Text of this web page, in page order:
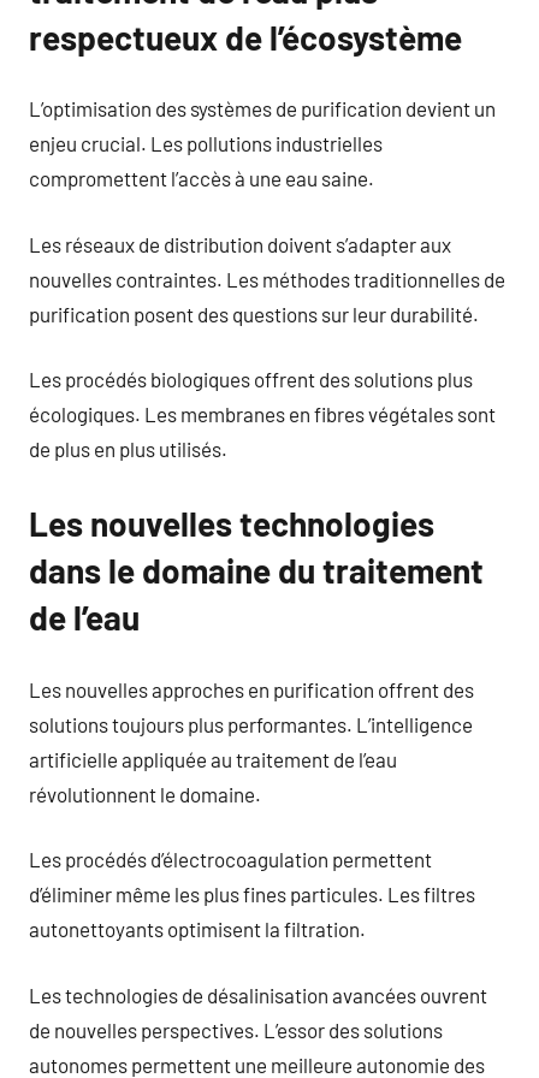
respectueux de l’écosystème
L’optimisation des systèmes de purification devient un
enjeu crucial. Les pollutions industrielles
compromettent l’accès à une eau saine.
Les réseaux de distribution doivent s’adapter aux
nouvelles contraintes. Les méthodes traditionnelles de
purification posent des questions sur leur durabilité.
Les procédés biologiques offrent des solutions plus
écologiques. Les membranes en fibres végétales sont
de plus en plus utilisés.
Les nouvelles technologies
dans le domaine du traitement
de l’eau
Les nouvelles approches en purification offrent des
solutions toujours plus performantes. L’intelligence
artificielle appliquée au traitement de l’eau
révolutionnent le domaine.
Les procédés d’électrocoagulation permettent
d’éliminer même les plus fines particules. Les filtres
autonettoyants optimisent la filtration.
Les technologies de désalinisation avancées ouvrent
de nouvelles perspectives. L’essor des solutions
autonomes permettent une meilleure autonomie des